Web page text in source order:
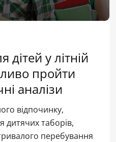
дітей у літній
пройти
аналізи
відпочинку,
дитячих таборів,
перебування